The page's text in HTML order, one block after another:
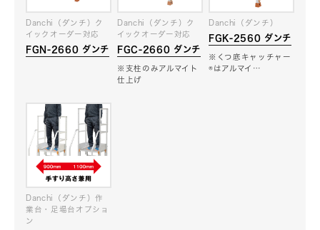
FGN-2660 ダンチ
Danchi（ダンチ）ク
イックオーダー対応
FGC-2660 ダンチ
Danchi（ダンチ）ク
イックオーダー対応
※支柱のみアルマイト
仕上げ
FGK-2560 ダンチ
Danchi（ダンチ）
※くつ底キャッチャー
®はアルマイ…
Danchi（ダンチ）作
業台・足場台オプショ
ン